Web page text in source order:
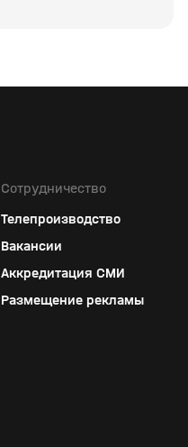
Сотрудничество
Телепроизводство
Вакансии
Аккредитация СМИ
Размещение рекламы